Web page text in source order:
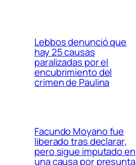
Lebbos denunció que
hay 25 causas
paralizadas por el
encubrimiento del
crimen de Paulina
Facundo Moyano fue
liberado tras declarar,
pero sigue imputado en
una causa por presunta